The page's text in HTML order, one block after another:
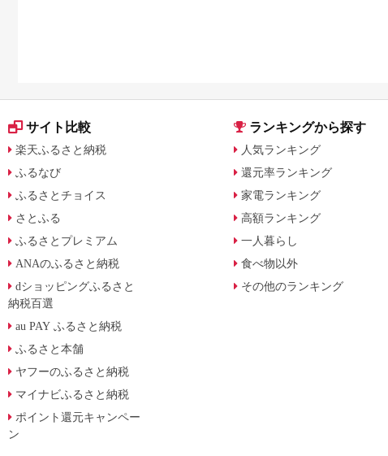
サイト比較
楽天ふるさと納税
ふるなび
ふるさとチョイス
さとふる
ふるさとプレミアム
ANAのふるさと納税
dショッピングふるさと
納税百選
au PAY ふるさと納税
ふるさと本舗
ヤフーのふるさと納税
マイナビふるさと納税
ポイント還元キャンペー
ン
ランキングから探す
人気ランキング
還元率ランキング
家電ランキング
高額ランキング
一人暮らし
食べ物以外
その他のランキング